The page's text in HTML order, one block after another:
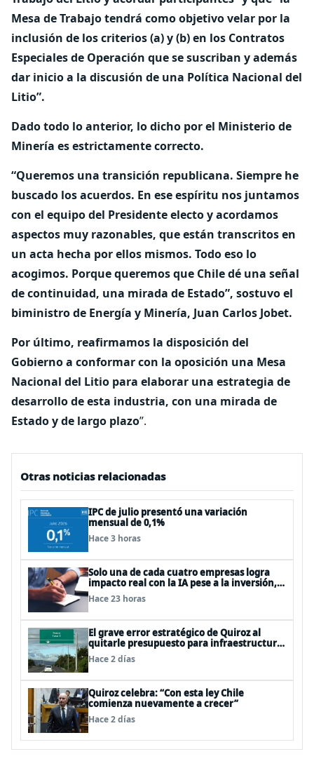
Mesa de Trabajo tendrá como objetivo velar por la
inclusión de los criterios (a) y (b) en los Contratos
Especiales de Operación que se suscriban y además
dar inicio a la discusión de una Política Nacional del
Litio”.
Dado todo lo anterior, lo dicho por el Ministerio de
Minería es estrictamente correcto.
“Queremos una transición republicana. Siempre he
buscado los acuerdos. En ese espíritu nos juntamos
con el equipo del Presidente electo y acordamos
aspectos muy razonables, que están transcritos en
un acta hecha por ellos mismos. Todo eso lo
acogimos. Porque queremos que Chile dé una señal
de continuidad, una mirada de Estado”, sostuvo el
biministro de Energía y Minería, Juan Carlos Jobet.
Por último, reafirmamos la disposición del
Gobierno a conformar con la oposición una Mesa
Nacional del Litio para elaborar una estrategia de
desarrollo de esta industria, con una mirada de
Estado y de largo plazo”.
Otras noticias relacionadas
IPC de julio presentó una variación
mensual de 0,1%
Hace 3 horas
Solo una de cada cuatro empresas logra
impacto real con la IA pese a la inversión,
según el Foro Económico Mundial
Hace 23 horas
El grave error estratégico de Quiroz al
quitarle presupuesto para infraestructura
vial del Biobío
Hace 2 días
Quiroz celebra: “Con esta ley Chile
comienza nuevamente a crecer”
Hace 2 días